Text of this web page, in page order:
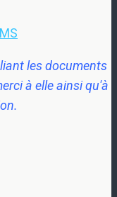
les documents
à elle ainsi qu'à